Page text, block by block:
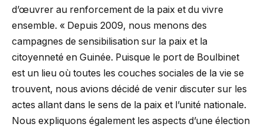
d’œuvrer au renforcement de la paix et du vivre
ensemble. « Depuis 2009, nous menons des
campagnes de sensibilisation sur la paix et la
citoyenneté en Guinée. Puisque le port de Boulbinet
est un lieu où toutes les couches sociales de la vie se
trouvent, nous avions décidé de venir discuter sur les
actes allant dans le sens de la paix et l’unité nationale.
Nous expliquons également les aspects d’une élection